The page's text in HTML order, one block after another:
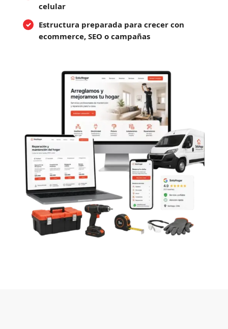
celular
Estructura preparada para crecer con
ecommerce, SEO o campañas